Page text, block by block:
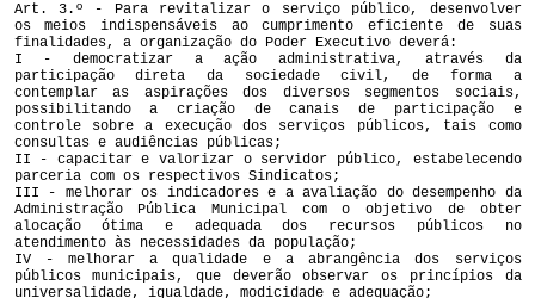
Art. 3.º - Para revitalizar o serviço público, desenvolver
os meios indispensáveis ao cumprimento eficiente de suas
finalidades, a organização do Poder Executivo deverá:
I - democratizar a ação administrativa, através da
participação direta da sociedade civil, de forma a
contemplar as aspirações dos diversos segmentos sociais,
possibilitando a criação de canais de participação e
controle sobre a execução dos serviços públicos, tais como
consultas e audiências públicas;
II - capacitar e valorizar o servidor público, estabelecendo
parceria com os respectivos Sindicatos;
III - melhorar os indicadores e a avaliação do desempenho da
Administração Pública Municipal com o objetivo de obter
alocação ótima e adequada dos recursos públicos no
atendimento às necessidades da população;
IV - melhorar a qualidade e a abrangência dos serviços
públicos municipais, que deverão observar os princípios da
universalidade, igualdade, modicidade e adequação;